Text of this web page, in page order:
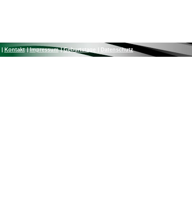
Kontakt Impressum Geburtstage Datenschutz